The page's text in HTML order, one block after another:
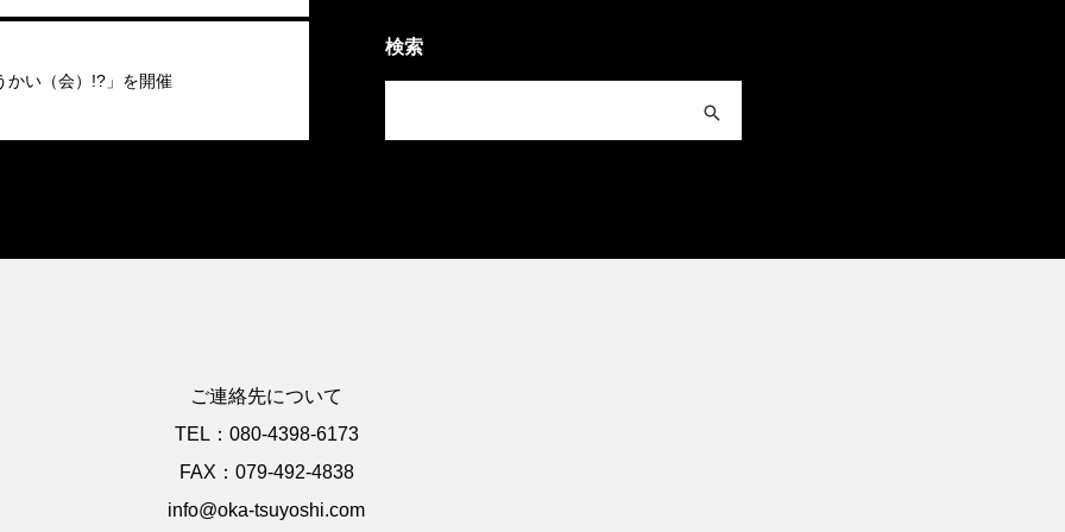
かい（会）!?」を開催
検索
ご連絡先について
TEL：080-4398-6173
FAX：079-492-4838
info@oka-tsuyoshi.com